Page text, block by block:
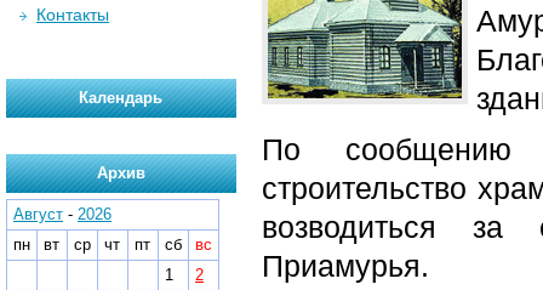
По
строительство
возводиться за
Приамурья.
Контакты
Календарь
Архив
Август - 2026
пн
вт ср чт пт сб
вс
1
2